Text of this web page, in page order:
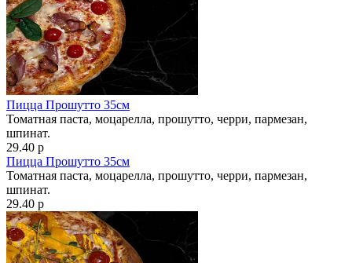
Пицца Прошутто 35см
Томатная паста, моцарелла, прошутто, черри, пармезан,
шпинат.
29.40 р
Пицца Прошутто 35см
Томатная паста, моцарелла, прошутто, черри, пармезан,
шпинат.
29.40 р